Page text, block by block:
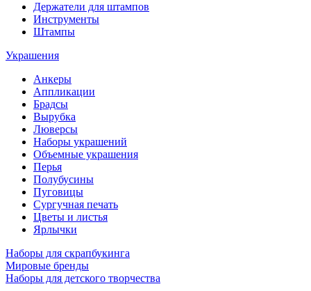
Держатели для штампов
Инструменты
Штампы
Украшения
Анкеры
Аппликации
Брадсы
Вырубка
Люверсы
Наборы украшений
Объемные украшения
Перья
Полубусины
Пуговицы
Сургучная печать
Цветы и листья
Ярлычки
Наборы для скрапбукинга
Мировые бренды
Наборы для детского творчества